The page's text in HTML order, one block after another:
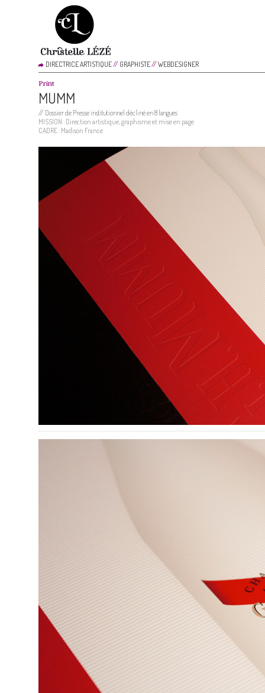
DIRECTRICE ARTISTIQUE// GRAPHISTE//WEBDESIGNER
Print
MUMM
// Dossier de Presse institutionnel décliné en 8 langues
MISSION : Direction artistique, graphisme et mise en page
CADRE : Madison France